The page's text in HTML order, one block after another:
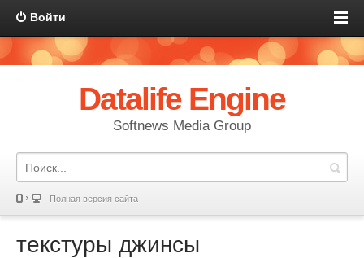
Войти
Datalife Engine
Softnews Media Group
Полная версия сайта
текстуры джинсы